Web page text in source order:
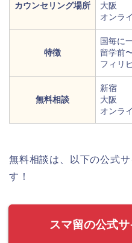
カウンセリング場所
大阪
オンラ
特徴
国毎に
留学前
フィリ
無料相談
新宿
大阪
オンラ
無料相談は、以下の公式
す！
スマ留の公式